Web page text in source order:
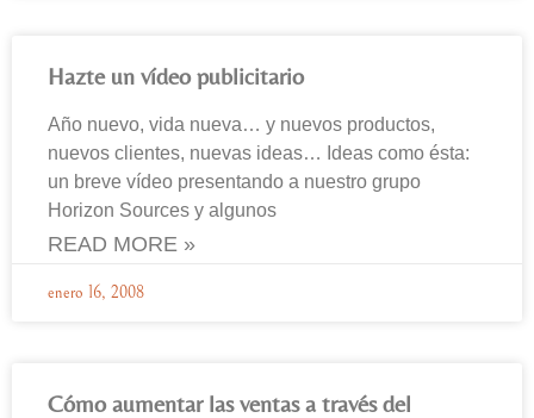
Hazte un vídeo publicitario
Año nuevo, vida nueva… y nuevos productos,
nuevos clientes, nuevas ideas… Ideas como ésta:
un breve vídeo presentando a nuestro grupo
Horizon Sources y algunos
READ MORE »
enero 16, 2008
Cómo aumentar las ventas a través del